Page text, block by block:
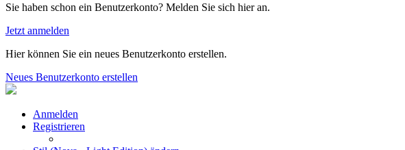
Sie haben schon ein Benutzerkonto? Melden Sie sich hier an.
Jetzt anmelden
Hier können Sie ein neues Benutzerkonto erstellen.
Neues Benutzerkonto erstellen
Anmelden
Registrieren